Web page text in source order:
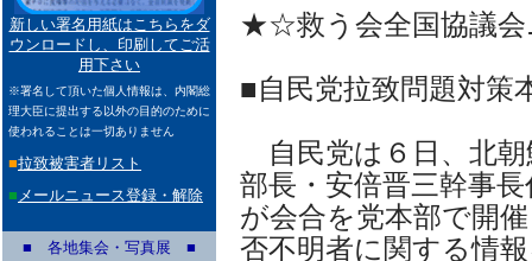
新しい署名用紙はこちらをダ
ウンロードし、印刷してご活
用下さい
※署名して頂いた個人情報は、内閣総
理大臣に提出する以外の目的のために
使われることは一切ありません
■拉致被害者リスト
■ メールニュース登録・解除
■ 各地集会・写真展 ■
★☆救う会全国協議
■自民党拉致問題対策
自民党は６日、北朝
部長・安倍晋三幹事
が会合を党本部で開
否不明者に関する情